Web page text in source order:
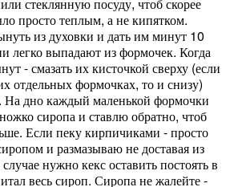
просто теплым, а не кипятком.
из духовки и дать им минут 10
легко выпадают из формочек. Когда
- смазать их кисточкой сверху (если
отдельных формочках, то и снизу)
дно каждый маленькой формочки
сиропа и ставлю обратно, чтоб
Если пеку кирпичиками - просто
и размазываю не доставая из
нужно кекс оставить постоять в
весь сироп. Сиропа не жалейте -